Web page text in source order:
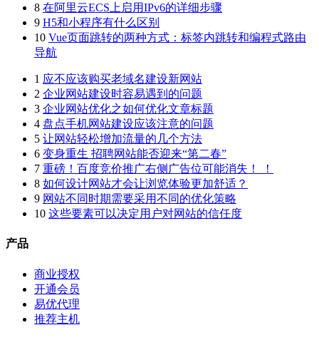
8 在阿里云ECS上启用IPv6的详细步骤
9 H5和小程序有什么区别
10 Vue页面跳转的两种方式：标签内跳转和编程式路由
导航
1 应不应该购买老域名建设新网站
2 企业网站建设时容易遇到的问题
3 企业网站优化之如何优化文章标题
4 盘点手机网站建设应该注意的问题
5 让网站轻松增加流量的几个方法
6 变身重生 招聘网站能否迎来“第二春”
7 重磅！百度竞价推广右侧广告位可能消失！ ！
8 如何设计网站才会让浏览体验更加舒适？
9 网站不同时期需要采用不同的优化策略
10 这些要素可以决定用户对网站的信任度
产品
商业授权
开通会员
易优代理
推荐主机